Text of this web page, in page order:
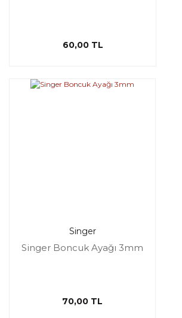
60,00 TL
Singer
Singer Boncuk Ayağı 3mm
70,00 TL